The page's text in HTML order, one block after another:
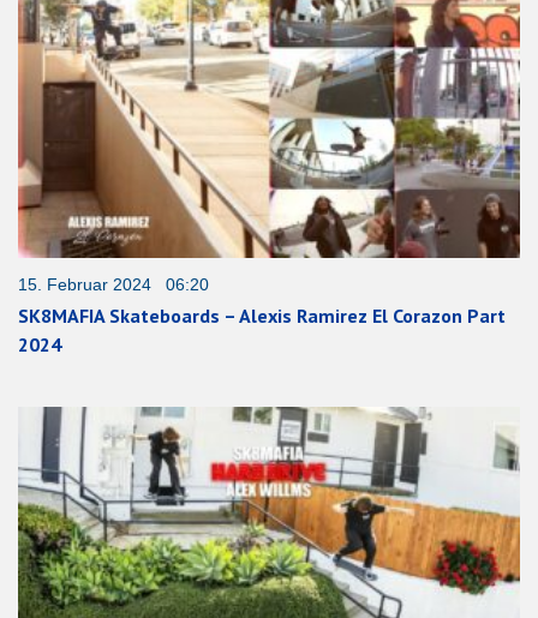
15. Februar 2024 06:20
SK8MAFIA Skateboards – Alexis Ramirez El Corazon Part
2024